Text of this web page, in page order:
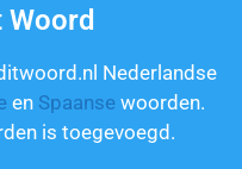
Woord
Nederlandse
en Spaanse woorden.
is toegevoegd.